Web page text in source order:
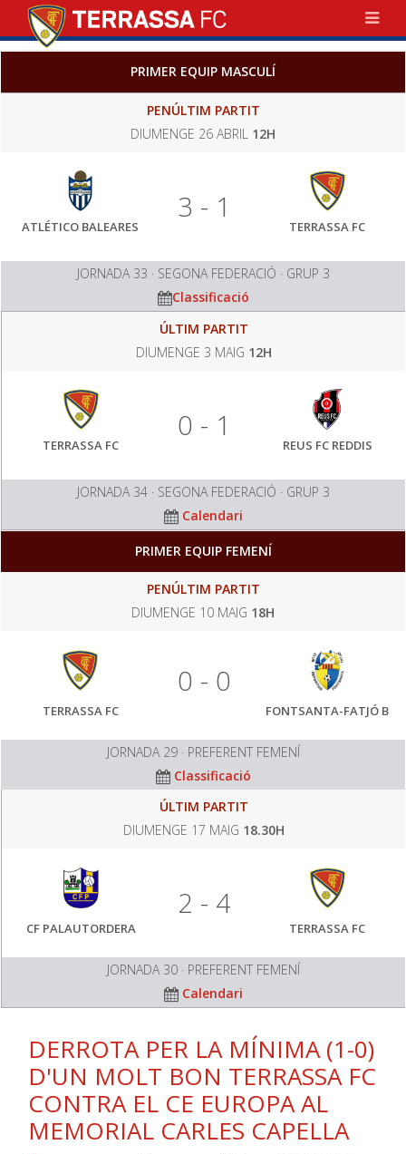
PRIMER EQUIP MASCULÍ
PENÚLTIM PARTIT
DIUMENGE 26 ABRIL 12H
ATLÉTICO BALEARES
3 - 1
TERRASSA FC
JORNADA 33 · SEGONA FEDERACIÓ · GRUP 3
Classificació
ÚLTIM PARTIT
DIUMENGE 3 MAIG 12H
TERRASSA FC
0 - 1
REUS FC REDDIS
JORNADA 34 · SEGONA FEDERACIÓ · GRUP 3
Calendari
PRIMER EQUIP FEMENÍ
PENÚLTIM PARTIT
DIUMENGE 10 MAIG 18H
TERRASSA FC
0 - 0
FONTSANTA-FATJÓ B
JORNADA 29 · PREFERENT FEMENÍ
Classificació
ÚLTIM PARTIT
DIUMENGE 17 MAIG 18.30H
CF PALAUTORDERA
2 - 4
TERRASSA FC
JORNADA 30 · PREFERENT FEMENÍ
Calendari
DERROTA PER LA MÍNIMA (1-0)
D'UN MOLT BON TERRASSA FC
CONTRA EL CE EUROPA AL
MEMORIAL CARLES CAPELLA